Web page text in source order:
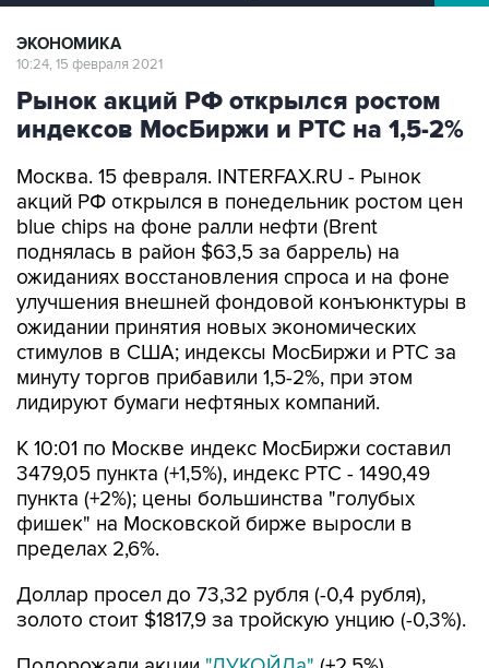
ЭКОНОМИКА
10:24, 15 февраля 2021
Рынок акций РФ открылся ростом
индексов МосБиржи и РТС на 1,5-2%
Москва. 15 февраля. INTERFAX.RU - Рынок
акций РФ открылся в понедельник ростом цен
blue chips на фоне ралли нефти (Brent
поднялась в район $63,5 за баррель) на
ожиданиях восстановления спроса и на фоне
улучшения внешней фондовой конъюнктуры в
ожидании принятия новых экономических
стимулов в США; индексы МосБиржи и РТС за
минуту торгов прибавили 1,5-2%, при этом
лидируют бумаги нефтяных компаний.
К 10:01 по Москве индекс МосБиржи составил
3479,05 пункта (+1,5%), индекс РТС - 1490,49
пункта (+2%); цены большинства "голубых
фишек" на Московской бирже выросли в
пределах 2,6%.
Доллар просел до 73,32 рубля (-0,4 рубля),
золото стоит $1817,9 за тройскую унцию (-0,3%).